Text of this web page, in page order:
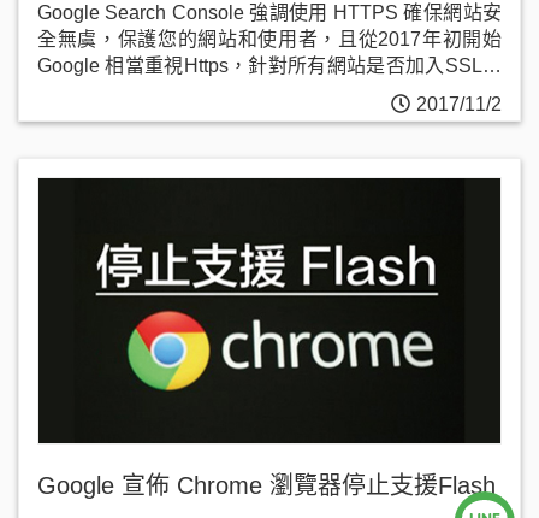
Google Search Console 強調使用 HTTPS 確保網站安
全無虞，保護您的網站和使用者，且從2017年初開始
Google 相當重視Https，針對所有網站是否加入SSL安
2017/11/2
Google 宣佈 Chrome 瀏覽器停止支援Flash